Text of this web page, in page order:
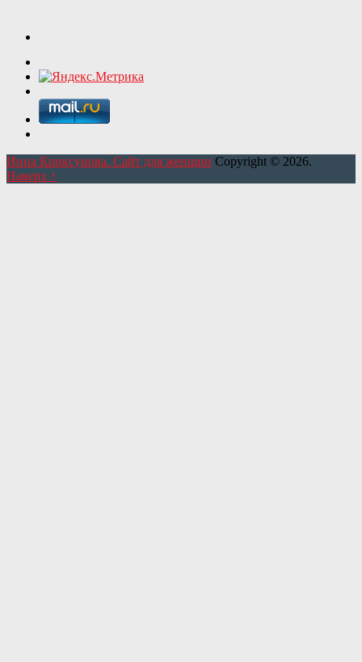
Инна Криксунова. Сайт для женщин Copyright © 2026.
Наверх ↑